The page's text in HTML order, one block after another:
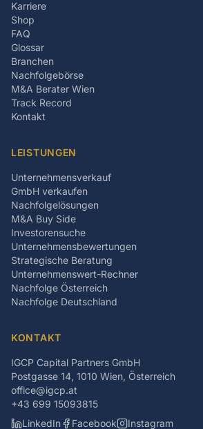
Karriere
Shop
FAQ
Glossar
Branchen
Nachfolgebörse
M&A Berater Wien
Track Record
Kontakt
LEISTUNGEN
Unternehmensverkauf
GmbH verkaufen
Nachfolgelösungen
M&A Buy Side
Investorensuche
Unternehmensbewertungen
Strategische Beratung
Unternehmenswert-Rechner
Nachfolge Österreich
Nachfolge Deutschland
KONTAKT
IGCP Capital Partners GmbH
Postgasse 14, 1010 Wien, Österreich
office@igcp.at
+43 699 15093815
LinkedIn
Facebook Instagram